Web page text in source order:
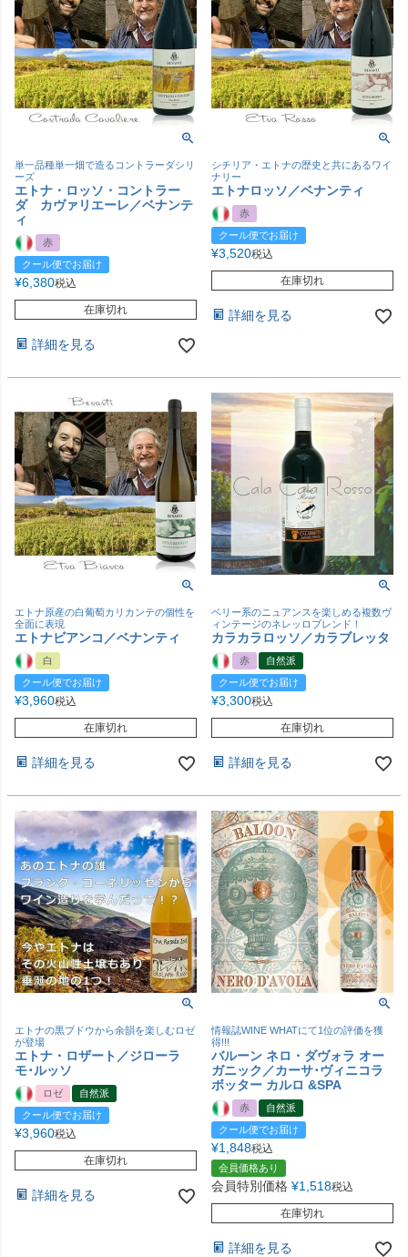
単一品種単一畑で造るコントラーダシリ
ーズ
エトナ・ロッソ・コントラー
ダ カヴァリエーレ／ベナンテ
ィ
赤
クール便でお届け
¥6,380税込
在庫切れ
詳細を見る
シチリア・エトナの歴史と共にあるワイ
ナリー
エトナロッソ／ベナンティ
赤
クール便でお届け
¥3,520税込
在庫切れ
詳細を見る
エトナ原産の白葡萄カリカンテの個性を
全面に表現
エトナビアンコ／ベナンティ
白
クール便でお届け
¥3,960税込
在庫切れ
詳細を見る
ベリー系のニュアンスを楽しめる複数ヴ
ィンテージのネレッロブレンド！
カラカラロッソ／カラブレッタ
赤
自然派
クール便でお届け
¥3,300税込
在庫切れ
詳細を見る
エトナの黒ブドウから余韻を楽しむロゼ
が登場
エトナ・ロザート／ジローラ
モ･ルッソ
ロゼ
自然派
クール便でお届け
¥3,960税込
在庫切れ
詳細を見る
情報誌WINE WHATにて1位の評価を獲
得!!!
バルーン ネロ・ダヴォラ オー
ガニック／カーサ･ヴィニコラ
ボッター カルロ &SPA
赤
自然派
クール便でお届け
¥1,848税込
会員価格あり
会員特別価格 ¥1,518税込
在庫切れ
詳細を見る